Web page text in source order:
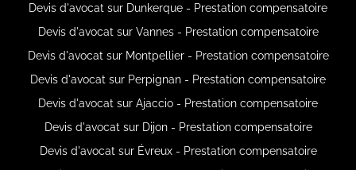
Devis d'avocat sur Dunkerque - Prestation compensatoire
Devis d'avocat sur Vannes - Prestation compensatoire
Devis d'avocat sur Montpellier - Prestation compensatoire
Devis d'avocat sur Perpignan - Prestation compensatoire
Devis d'avocat sur Ajaccio - Prestation compensatoire
Devis d'avocat sur Dijon - Prestation compensatoire
Devis d'avocat sur Évreux - Prestation compensatoire